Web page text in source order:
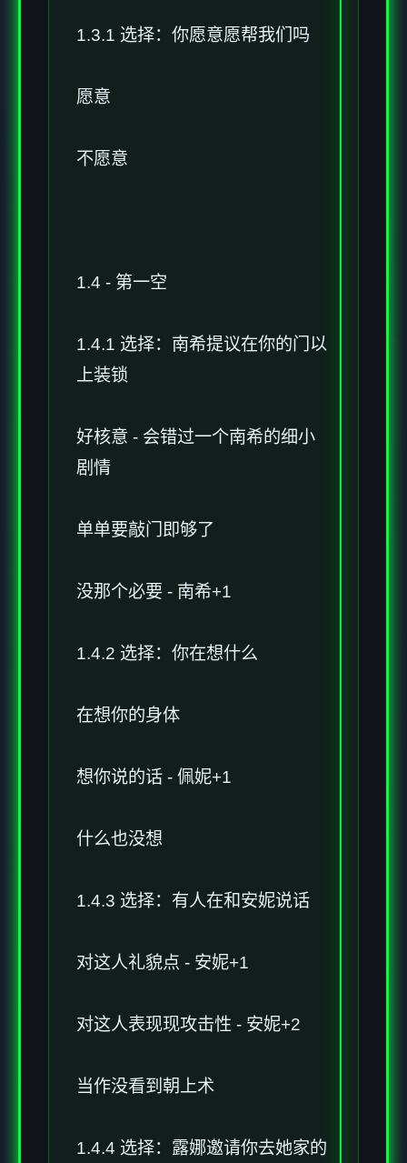
1.3.1 选择：你愿意愿帮我们吗
愿意
不愿意
1.4 - 第一空
1.4.1 选择：南希提议在你的门以
上装锁
好核意 - 会错过一个南希的细小
剧情
单单要敲门即够了
没那个必要 - 南希+1
1.4.2 选择：你在想什么
在想你的身体
想你说的话 - 佩妮+1
什么也没想
1.4.3 选择：有人在和安妮说话
对这人礼貌点 - 安妮+1
对这人表现现攻击性 - 安妮+2
当作没看到朝上术
1.4.4 选择：露娜邀请你去她家的